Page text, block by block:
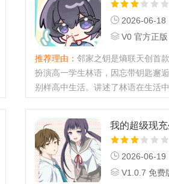
2026-06-18
V0 官方正版
推荐理由： 邻家之钥是熵联天创首
扮演高一学生林语，因忘带钥匙邂
别样高中生活。讲述了林语在生活
互助社交系统，玩家可...我的超级现
2026-06-19
V1.0.7 免费